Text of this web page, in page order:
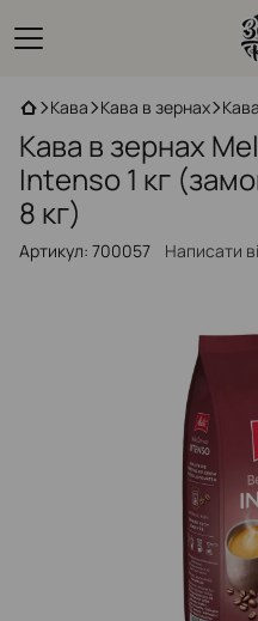
Кава Кава в зернах
Кава в зернах
Intenso 1 кг
8 кг)
Артикул: 700057 Написати